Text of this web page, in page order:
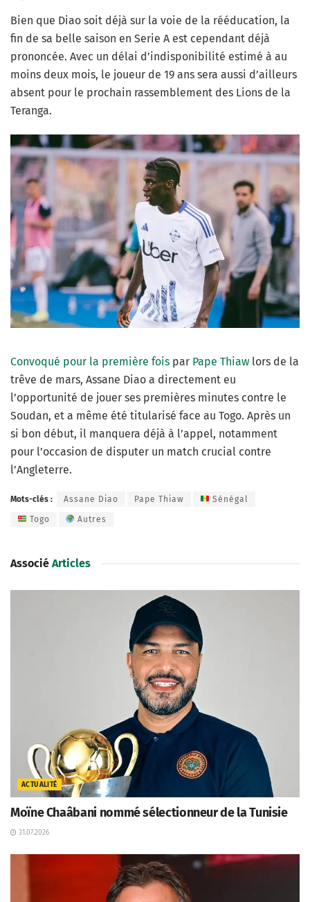
Bien que Diao soit déjà sur la voie de la rééducation, la
fin de sa belle saison en Serie A est cependant déjà
prononcée. Avec un délai d’indisponibilité estimé à au
moins deux mois, le joueur de 19 ans sera aussi d’ailleurs
absent pour le prochain rassemblement des Lions de la
Teranga.
Convoqué pour la première fois par Pape Thiaw lors de la
trêve de mars, Assane Diao a directement eu
l’opportunité de jouer ses premières minutes contre le
Soudan, et a même été titularisé face au Togo. Après un
si bon début, il manquera déjà à l’appel, notamment
pour l’occasion de disputer un match crucial contre
l’Angleterre.
Mots-clés : Assane Diao Pape Thiaw Sénégal
Togo Autres
Associé Articles
ACTUALITÉ
Moïne Chaâbani nommé sélectionneur de la Tunisie
31.07.2026